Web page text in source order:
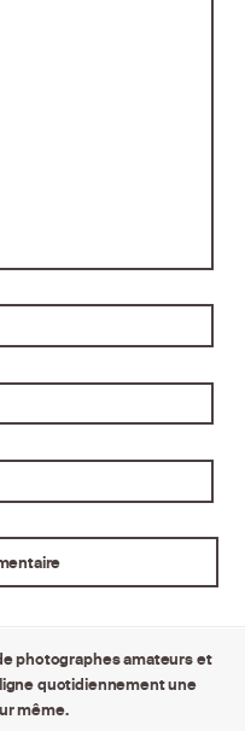
photographes amateurs et
quotidiennement une
même.